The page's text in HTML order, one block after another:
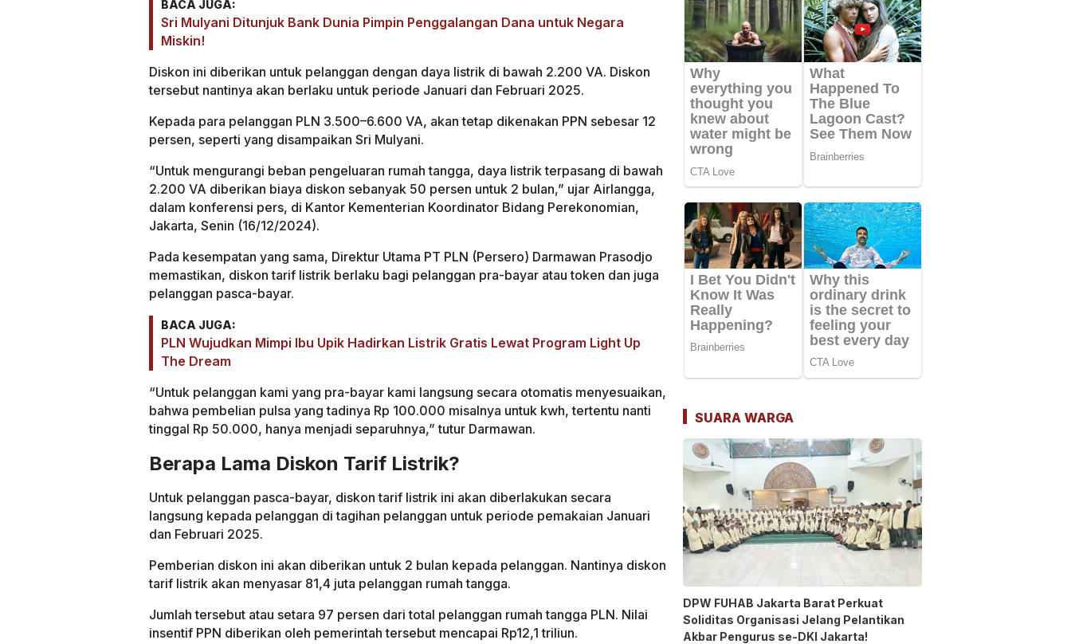
BACA JUGA:
Sri Mulyani Ditunjuk Bank Dunia Pimpin Penggalangan Dana untuk Negara
Miskin!
Diskon ini diberikan untuk pelanggan dengan daya listrik di bawah 2.200 VA. Diskon
tersebut nantinya akan berlaku untuk periode Januari dan Februari 2025.
Kepada para pelanggan PLN 3.500–6.600 VA, akan tetap dikenakan PPN sebesar 12
persen, seperti yang disampaikan Sri Mulyani.
“Untuk mengurangi beban pengeluaran rumah tangga, daya listrik terpasang di bawah
2.200 VA diberikan biaya diskon sebanyak 50 persen untuk 2 bulan,” ujar Airlangga,
dalam konferensi pers, di Kantor Kementerian Koordinator Bidang Perekonomian,
Jakarta, Senin (16/12/2024).
Pada kesempatan yang sama, Direktur Utama PT PLN (Persero) Darmawan Prasodjo
memastikan, diskon tarif listrik berlaku bagi pelanggan pra-bayar atau token dan juga
pelanggan pasca-bayar.
BACA JUGA:
PLN Wujudkan Mimpi Ibu Upik Hadirkan Listrik Gratis Lewat Program Light Up
The Dream
“Untuk pelanggan kami yang pra-bayar kami langsung secara otomatis menyesuaikan,
bahwa pembelian pulsa yang tadinya Rp 100.000 misalnya untuk kwh, tertentu nanti
tinggal Rp 50.000, hanya menjadi separuhnya,” tutur Darmawan.
Berapa Lama Diskon Tarif Listrik?
Untuk pelanggan pasca-bayar, diskon tarif listrik ini akan diberlakukan secara
langsung kepada pelanggan di tagihan pelanggan untuk periode pemakaian Januari
dan Februari 2025.
Pemberian diskon ini akan diberikan untuk 2 bulan kepada pelanggan. Nantinya diskon
tarif listrik akan menyasar 81,4 juta pelanggan rumah tangga.
Jumlah tersebut atau setara 97 persen dari total pelanggan rumah tangga PLN. Nilai
insentif PPN diberikan oleh pemerintah tersebut mencapai Rp12,1 triliun.
SUARA WARGA
DPW FUHAB Jakarta Barat Perkuat
Soliditas Organisasi Jelang Pelantikan
Akbar Pengurus se-DKI Jakarta!